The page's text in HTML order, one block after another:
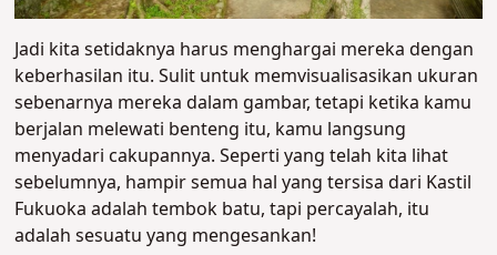
Jadi kita setidaknya harus menghargai mereka dengan
keberhasilan itu. Sulit untuk memvisualisasikan ukuran
sebenarnya mereka dalam gambar, tetapi ketika kamu
berjalan melewati benteng itu, kamu langsung
menyadari cakupannya. Seperti yang telah kita lihat
sebelumnya, hampir semua hal yang tersisa dari Kastil
Fukuoka adalah tembok batu, tapi percayalah, itu
adalah sesuatu yang mengesankan!